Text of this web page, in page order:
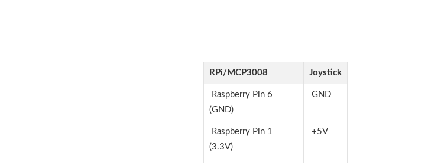
RPi/MCP3008 Joystick
Raspberry Pin 6
(GND)
GND
Raspberry Pin 1
(3.3V)
+5V